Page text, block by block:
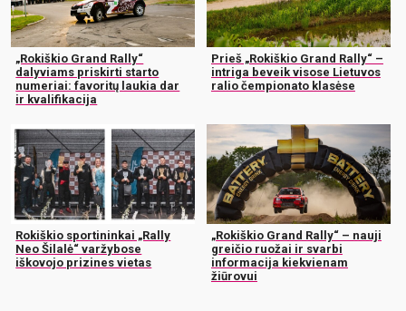
„Rokiškio Grand Rally“
dalyviams priskirti starto
numeriai: favoritų laukia dar
ir kvalifikacija
Prieš „Rokiškio Grand Rally“ –
intriga beveik visose Lietuvos
ralio čempionato klasėse
Rokiškio sportininkai „Rally
Neo Šilalė“ varžybose
iškovojo prizines vietas
„Rokiškio Grand Rally“ – nauji
greičio ruožai ir svarbi
informacija kiekvienam
žiūrovui